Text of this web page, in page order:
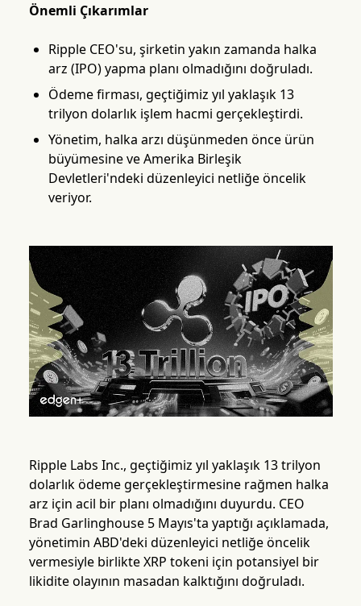
Önemli Çıkarımlar
Ripple CEO'su, şirketin yakın zamanda halka
arz (IPO) yapma planı olmadığını doğruladı.
Ödeme firması, geçtiğimiz yıl yaklaşık 13
trilyon dolarlık işlem hacmi gerçekleştirdi.
Yönetim, halka arzı düşünmeden önce ürün
büyümesine ve Amerika Birleşik
Devletleri'ndeki düzenleyici netliğe öncelik
veriyor.
Ripple Labs Inc., geçtiğimiz yıl yaklaşık 13 trilyon
dolarlık ödeme gerçekleştirmesine rağmen halka
arz için acil bir planı olmadığını duyurdu. CEO
Brad Garlinghouse 5 Mayıs'ta yaptığı açıklamada,
yönetimin ABD'deki düzenleyici netliğe öncelik
vermesiyle birlikte XRP tokeni için potansiyel bir
likidite olayının masadan kalktığını doğruladı.